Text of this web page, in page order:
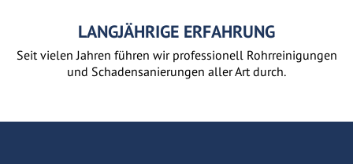
LANGJÄHRIGE ERFAHRUNG
Seit vielen Jahren führen wir professionell Rohrreinigungen
und Schadensanierungen aller Art durch.